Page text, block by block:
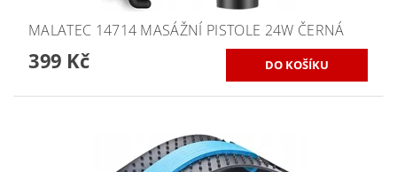
MALATEC 14714 MASÁŽNÍ PISTOLE 24W ČERNÁ
399 Kč